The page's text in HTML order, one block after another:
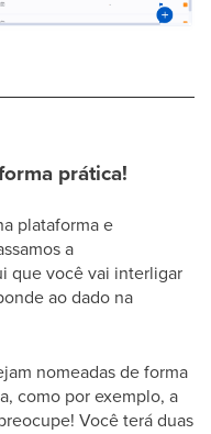
prática!
plataforma e
a
que você vai interligar
ao dado na
nomeadas de forma
como por exemplo, a
Você terá duas